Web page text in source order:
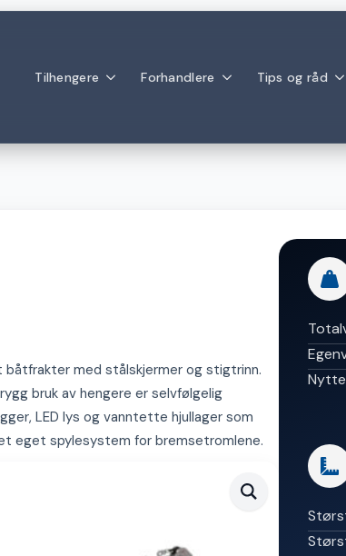
Tilhengere Forhandlere Tips og råd
båtfrakter med stålskjermer og stigtrinn.
bruk av hengere er selvfølgelig
LED lys og vanntette hjullager som
eget spylesystem for bremsetromlene.